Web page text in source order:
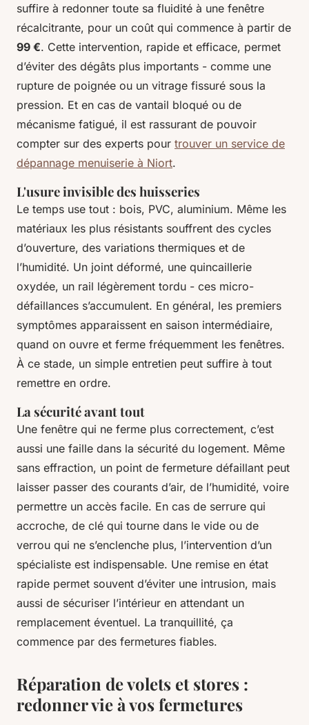
suffire à redonner toute sa fluidité à une fenêtre
récalcitrante, pour un coût qui commence à partir de
99 €. Cette intervention, rapide et efficace, permet
d’éviter des dégâts plus importants - comme une
rupture de poignée ou un vitrage fissuré sous la
pression. Et en cas de vantail bloqué ou de
mécanisme fatigué, il est rassurant de pouvoir
compter sur des experts pour trouver un service de
dépannage menuiserie à Niort.
L'usure invisible des huisseries
Le temps use tout : bois, PVC, aluminium. Même les
matériaux les plus résistants souffrent des cycles
d’ouverture, des variations thermiques et de
l’humidité. Un joint déformé, une quincaillerie
oxydée, un rail légèrement tordu - ces micro-
défaillances s’accumulent. En général, les premiers
symptômes apparaissent en saison intermédiaire,
quand on ouvre et ferme fréquemment les fenêtres.
À ce stade, un simple entretien peut suffire à tout
remettre en ordre.
La sécurité avant tout
Une fenêtre qui ne ferme plus correctement, c’est
aussi une faille dans la sécurité du logement. Même
sans effraction, un point de fermeture défaillant peut
laisser passer des courants d’air, de l’humidité, voire
permettre un accès facile. En cas de serrure qui
accroche, de clé qui tourne dans le vide ou de
verrou qui ne s’enclenche plus, l’intervention d’un
spécialiste est indispensable. Une remise en état
rapide permet souvent d’éviter une intrusion, mais
aussi de sécuriser l’intérieur en attendant un
remplacement éventuel. La tranquillité, ça
commence par des fermetures fiables.
Réparation de volets et stores :
redonner vie à vos fermetures